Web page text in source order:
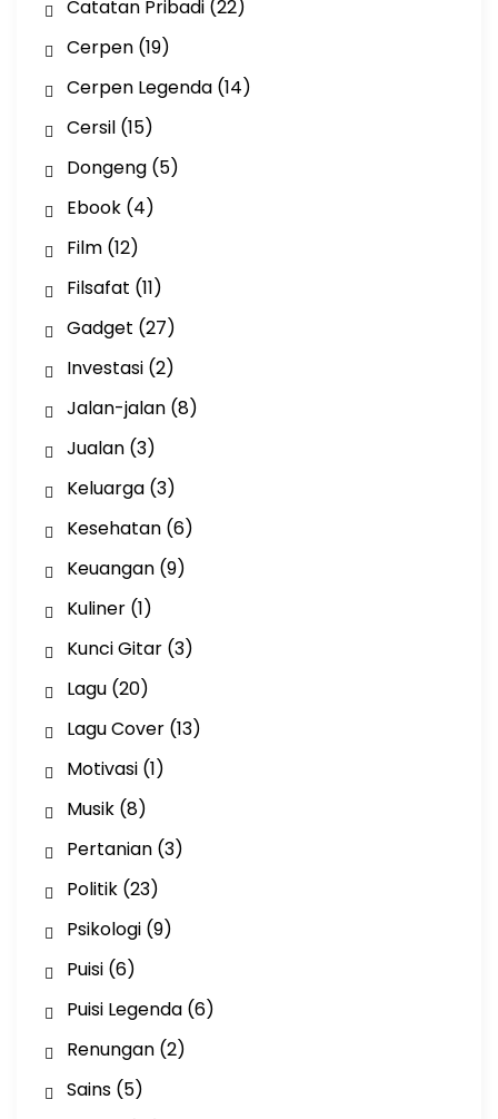
Catatan Pribadi(22)
Cerpen(19)
Cerpen Legenda(14)
Cersil(15)
Dongeng(5)
Ebook(4)
Film(12)
Filsafat (11)
Gadget (27)
Investasi(2)
Jalan-jalan(8)
Jualan(3)
Keluarga(3)
Kesehatan(6)
Keuangan(9)
Kuliner(1)
Kunci Gitar(3)
Lagu(20)
Lagu Cover(13)
Motivasi(1)
Musik(8)
Pertanian(3)
Politik(23)
Psikologi(9)
Puisi(6)
Puisi Legenda(6)
Renungan(2)
Sains(5)